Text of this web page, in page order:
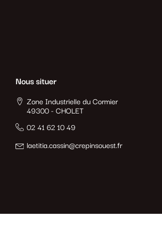
Nous situer
Zone Industrielle du Cormier
49300 - CHOLET
02 41 62 10 49
laetitia.cassin@crepinsouest.fr